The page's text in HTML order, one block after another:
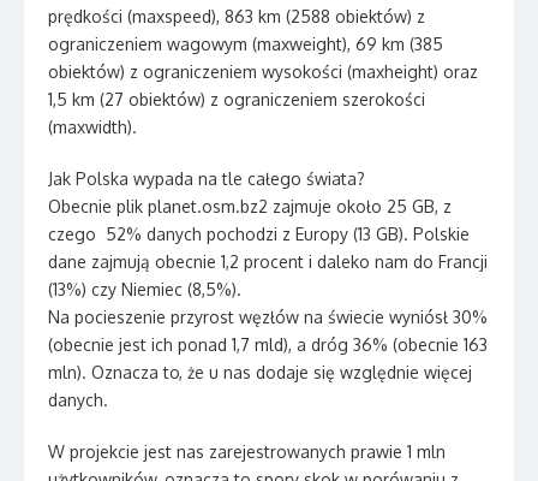
prędkości (maxspeed), 863 km (2588 obiektów) z
ograniczeniem wagowym (maxweight), 69 km (385
obiektów) z ograniczeniem wysokości (maxheight) oraz
1,5 km (27 obiektów) z ograniczeniem szerokości
(maxwidth).
Jak Polska wypada na tle całego świata?
Obecnie plik planet.osm.bz2 zajmuje około 25 GB, z
czego 52% danych pochodzi z Europy (13 GB). Polskie
dane zajmują obecnie 1,2 procent i daleko nam do Francji
(13%) czy Niemiec (8,5%).
Na pocieszenie przyrost węzłów na świecie wyniósł 30%
(obecnie jest ich ponad 1,7 mld), a dróg 36% (obecnie 163
mln). Oznacza to, że u nas dodaje się względnie więcej
danych.
W projekcie jest nas zarejestrowanych prawie 1 mln